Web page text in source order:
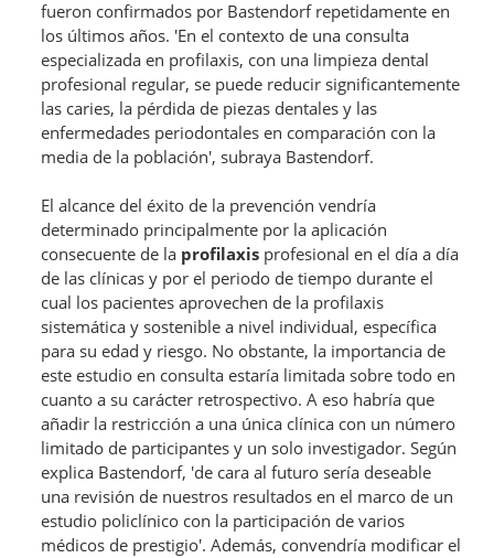
fueron confirmados por Bastendorf repetidamente en
los últimos años. 'En el contexto de una consulta
especializada en profilaxis, con una limpieza dental
profesional regular, se puede reducir significantemente
las caries, la pérdida de piezas dentales y las
enfermedades periodontales en comparación con la
media de la población', subraya Bastendorf.
El alcance del éxito de la prevención vendría
determinado principalmente por la aplicación
consecuente de la profilaxis profesional en el día a día
de las clínicas y por el periodo de tiempo durante el
cual los pacientes aprovechen de la profilaxis
sistemática y sostenible a nivel individual, específica
para su edad y riesgo. No obstante, la importancia de
este estudio en consulta estaría limitada sobre todo en
cuanto a su carácter retrospectivo. A eso habría que
añadir la restricción a una única clínica con un número
limitado de participantes y un solo investigador. Según
explica Bastendorf, 'de cara al futuro sería deseable
una revisión de nuestros resultados en el marco de un
estudio policlínico con la participación de varios
médicos de prestigio'. Además, convendría modificar el